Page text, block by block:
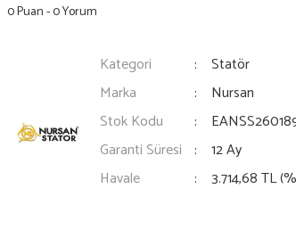
0 Puan - 0 Yorum
Kategori
Statör
Marka
Nursan
Stok Kodu
Garanti Süresi
12 Ay
Havale
3.714,68 TL